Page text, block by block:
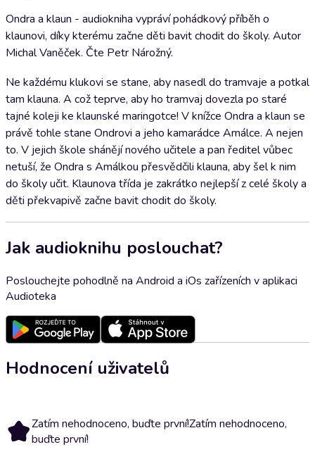
Ondra a klaun - audiokniha vypráví pohádkový příběh o
klaunovi, díky kterému začne děti bavit chodit do školy. Autor
Michal Vaněček. Čte Petr Nárožný.
Ne každému klukovi se stane, aby nasedl do tramvaje a potkal
tam klauna. A což teprve, aby ho tramvaj dovezla po staré
tajné koleji ke klaunské maringotce! V knížce Ondra a klaun se
právě tohle stane Ondrovi a jeho kamarádce Amálce. A nejen
to. V jejich škole shánějí nového učitele a pan ředitel vůbec
netuší, že Ondra s Amálkou přesvědčili klauna, aby šel k nim
do školy učit. Klaunova třída je zakrátko nejlepší z celé školy a
děti překvapivě začne bavit chodit do školy.
Jak audioknihu poslouchat?
Poslouchejte pohodlně na Android a iOs zařízeních v aplikaci
Audioteka
Hodnocení uživatelů
Zatím nehodnoceno, buďte první!Zatím nehodnoceno,
buďte první!